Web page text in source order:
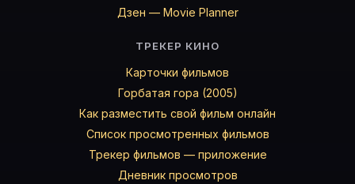
Дзен — Movie Planner
ТРЕКЕР КИНО
Карточки фильмов
Горбатая гора (2005)
Как разместить свой фильм онлайн
Список просмотренных фильмов
Трекер фильмов — приложение
Дневник просмотров